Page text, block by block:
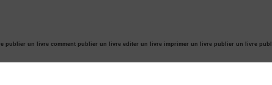
publier un livre comment publier un livre editer un livre imprimer un livre publier un livre